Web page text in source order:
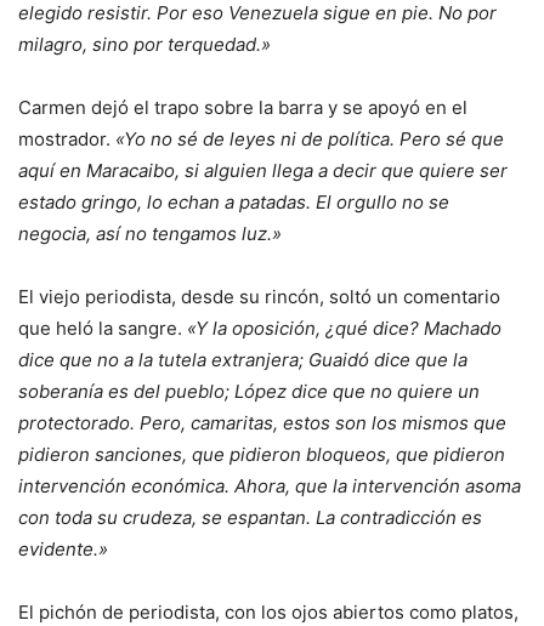
elegido resistir. Por eso Venezuela sigue en pie. No por
milagro, sino por terquedad.»
Carmen dejó el trapo sobre la barra y se apoyó en el
mostrador. «Yo no sé de leyes ni de política. Pero sé que
aquí en Maracaibo, si alguien llega a decir que quiere ser
estado gringo, lo echan a patadas. El orgullo no se
negocia, así no tengamos luz.»
El viejo periodista, desde su rincón, soltó un comentario
que heló la sangre. «Y la oposición, ¿qué dice? Machado
dice que no a la tutela extranjera; Guaidó dice que la
soberanía es del pueblo; López dice que no quiere un
protectorado. Pero, camaritas, estos son los mismos que
pidieron sanciones, que pidieron bloqueos, que pidieron
intervención económica. Ahora, que la intervención asoma
con toda su crudeza, se espantan. La contradicción es
evidente.»
El pichón de periodista, con los ojos abiertos como platos,